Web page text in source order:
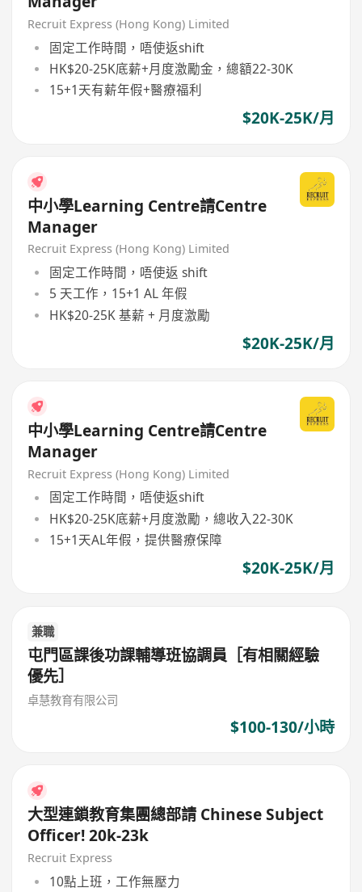
Recruit Express (Hong Kong) Limited
固定工作時間，唔使返shift
HK$20-25K底薪+月度激勵金，總額22-30K
15+1天有薪年假+醫療福利
$20K-25K/月
中小學Learning Centre請Centre
Manager
Recruit Express (Hong Kong) Limited
固定工作時間，唔使返 shift
5 天工作，15+1 AL 年假
HK$20-25K 基薪 + 月度激勵
$20K-25K/月
中小學Learning Centre請Centre
Manager
Recruit Express (Hong Kong) Limited
固定工作時間，唔使返shift
HK$20-25K底薪+月度激勵，總收入22-30K
15+1天AL年假，提供醫療保障
$20K-25K/月
兼職
屯門區課後功課輔導班協調員［有相關經驗
優先］
卓慧教育有限公司
$100-130/小時
大型連鎖教育集團總部請 Chinese Subject
Officer! 20k-23k
Recruit Express
10點上班，工作無壓力